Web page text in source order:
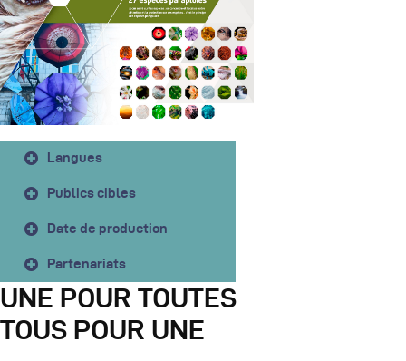
Langues
Publics cibles
Date de production
Partenariats
UNE POUR TOUTES
TOUS POUR UNE